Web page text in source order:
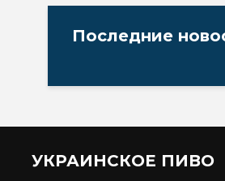
Последние
УКРАИНСКОЕ ПИВО